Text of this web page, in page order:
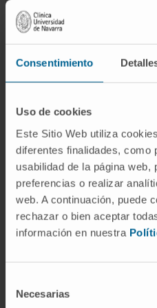
Consentimiento
Uso de cookies
Este Sitio Web utiliza
diferentes finalidades, como
usabilidad de la página web,
preferencias o realizar
web. A continuación, puede
rechazar o bien aceptar
información en nuestra
Necesarias
increase of SIRT2.3
responsible for
senescence.
with other risk factors,
the progression of
aging and the
mechanisms is
more successful
of age-related diseases.
CITA DEL ARTÍCULO
18;22(6):3107. doi: